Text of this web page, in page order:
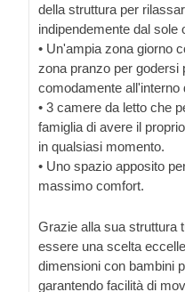
della struttura per
indipendemente dal sole
• Un'ampia zona giorno
zona pranzo per godersi
comodamente all'interno
• 3 camere da letto che
famiglia di avere il
in qualsiasi momento.
• Uno spazio apposito
massimo comfort.
Grazie alla sua struttura
essere una scelta
dimensioni con bambini
garantendo facilità di